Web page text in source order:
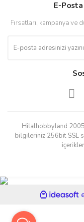
E-
Fırsatları, kampanya ve
Hilalhobbyland
bilgileriniz 256bit SSL